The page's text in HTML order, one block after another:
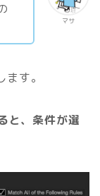
マサ
ます。
と、条件が選